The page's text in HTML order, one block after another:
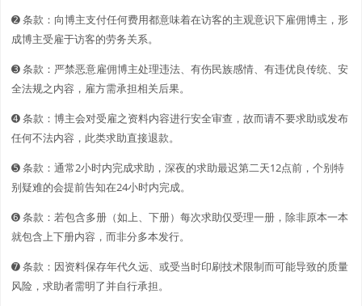
➋️️ 条款：向博主支付任何费用都意味着在访客的主观意识下雇佣博主，形
成博主受雇于访客的劳务关系。
➌ 条款：严禁恶意雇佣博主处理违法、有伤民族感情、有违优良传统、安
全法规之内容，雇方需承担相关后果。
➍ 条款：博主会对受雇之资料内容进行安全审查，故而请不要求助或发布
任何不法内容，此类求助直接退款。
➎ 条款：通常2小时内完成求助，深夜的求助最迟第二天12点前，个别特
别疑难的会提前告知在24小时内完成。
➏ 条款：若包含多册（如上、下册）每次求助仅受理一册，除非原本一本
就包含上下册内容，而非分多本发行。
➐ 条款：因资料保存年代久远、或受当时印刷技术限制而可能导致的质量
风险，求助者需明了并自行承担。